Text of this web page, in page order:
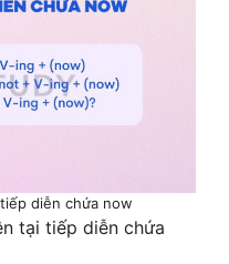
diễn chứa now
tại tiếp diễn chứa